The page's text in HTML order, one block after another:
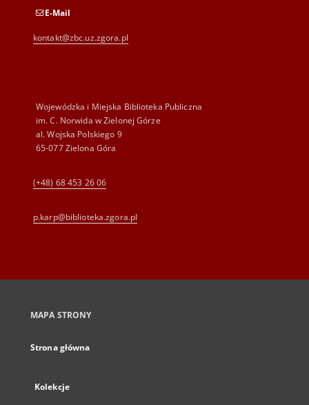
E-Mail
kontakt@zbc.uz.zgora.pl
Wojewódzka i Miejska Biblioteka Publiczna
im. C. Norwida w Zielonej Górze
al. Wojska Polskiego 9
65-077 Zielona Góra
(+48) 68 453 26 06
p.karp@biblioteka.zgora.pl
MAPA STRONY
Strona główna
Kolekcje